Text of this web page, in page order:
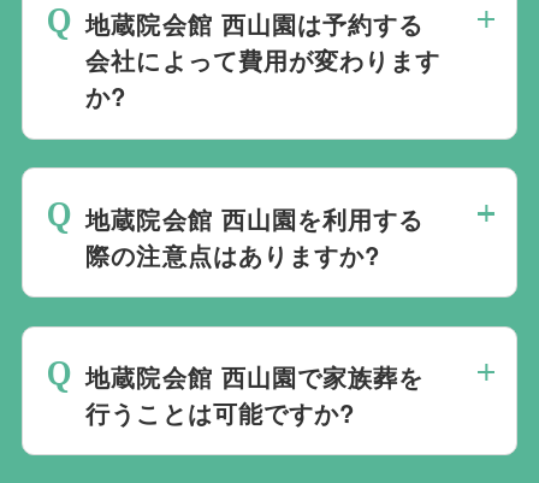
社会館を勧めることなく柔軟にご提案がで
きます。
すすめの式場をご紹介させていただきま
す。また、式場でご葬儀気を行うのが一般
的ですが、どこで葬儀を行うかは多様化し
ており必ずしも式場を借りて行う必要はな
く、近年では自宅でご葬儀を行う自宅葬を
選ばれる方もいます。私たちは自宅でのご
葬儀を含め多くの実績がございますので、
ください。
地蔵院会館 西山園は予約する
会社によって費用が変わります
か?
の葬儀会社から予約をしても式場利用料は
同じです。
地蔵院会館 西山園を利用する
際の注意点はありますか?
れる人数によって選んだ式場が適している
か注意しておくと良いです。当社の相談員
は斎場を熟知しておりますので、ご不安な
地蔵院会館 西山園で家族葬を
行うことは可能ですか?